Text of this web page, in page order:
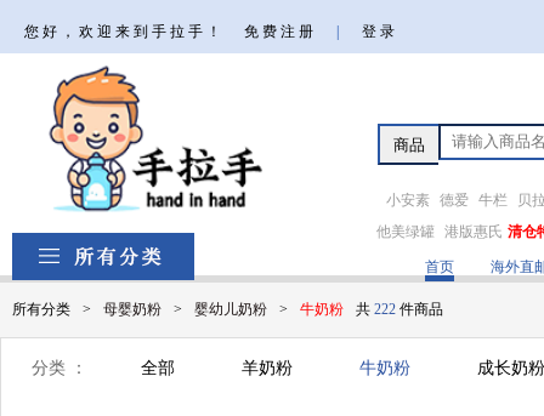
您好，欢迎来到手拉手！ 免费注册 登录
小安素 德爱 牛栏
贝
他美绿罐 港版惠氏 清仓
首页 海外直
所有分类 > 母婴奶粉 > 婴幼儿奶粉 > 牛奶粉 共 222 件商品
分类 ： 全部 羊奶粉 牛奶粉 成长奶